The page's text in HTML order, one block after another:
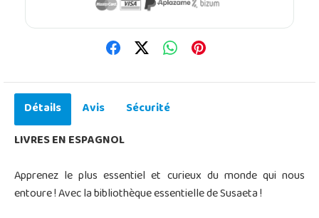
Détails Avis
Sécurité
LIVRES EN ESPAGNOL
Apprenez le plus essentiel et curieux du monde qui nous
entoure ! Avec la bibliothèque essentielle de Susaeta !